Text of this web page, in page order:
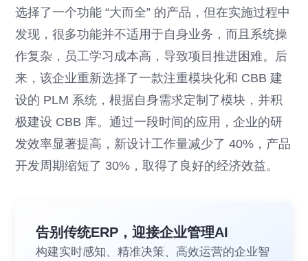
选择了一个功能 “大而全” 的产品，但在实施过程中
发现，很多功能并不适用于自身业务，而且系统操
作复杂，员工学习成本高，导致项目推进困难。后
来，该企业重新选择了一款注重模块化和 CBB 建
设的 PLM 系统，根据自身需求定制了模块，并积
极建设 CBB 库。通过一段时间的应用，企业的研
发效率显著提高，新设计工作量减少了 40%，产品
开发周期缩短了 30%，取得了良好的经济效益。
告别传统ERP，迎接企业管理AI
构建实时感知、精准决策、高效运营的企业智